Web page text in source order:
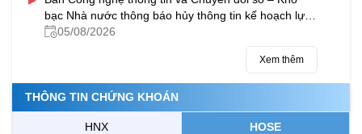
bạc Nhà nước thông báo hủy thông tin kế hoạch lựa
chọn nhà thầu Bảo hành máy chủ và nâng cấp phần
mềm sao lưu dữ liệu tại các KBNN địa phương
05/08/2026
Xem thêm
THÔNG TIN CHỨNG KHOÁN
HNX HOSE